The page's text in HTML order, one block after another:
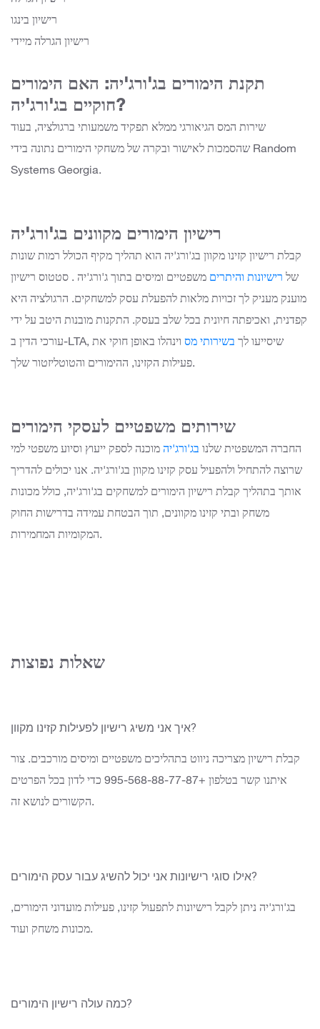
רישיון בינגו
רישיון הגרלה מיידי
תקנת הימורים בג'ורג'יה: האם הימורים
חוקיים בג'ורג'יה?
שירות המס הגיאורגי ממלא תפקיד משמעותי ברגולציה, בעוד
שהסמכות לאישור ובקרה של משחקי הימורים נתונה בידי Random
Systems Georgia.
רישיון הימורים מקוונים בג'ורג'יה
קבלת רישיון קזינו מקוון בג'ורג'יה הוא תהליך מקיף הכולל רמות שונות
של רישיונות והיתרים משפטיים ומיסים בתוך ג'ורג'יה . סטטוס רישיון
מוענק מעניק לך זכויות מלאות להפעלת עסק למשחקים. הרגולציה היא
קפדנית, ואכיפתה חיונית בכל שלב בעסק. התקנות מובנות היטב על ידי
עורכי הדין ב-LTA, שיסייעו לך בשירותי מס וינהלו באופן חוקי את
פעילות הקזינו, ההימורים והטוטליזטור שלך.
שירותים משפטיים לעסקי הימורים
החברה המשפטית שלנו בג'ורג'יה מוכנה לספק ייעוץ וסיוע משפטי למי
שרוצה להתחיל ולהפעיל עסק קזינו מקוון בג'ורג'יה. אנו יכולים להדריך
אותך בתהליך קבלת רישיון הימורים למשחקים בג'ורג'יה, כולל מכונות
משחק ובתי קזינו מקוונים, תוך הבטחת עמידה בדרישות החוק
המקומיות המחמירות.
שאלות נפוצות
איך אני משיג רישיון לפעילות קזינו מקוון?
קבלת רישיון מצריכה ניווט בתהליכים משפטיים ומיסים מורכבים. צור
איתנו קשר בטלפון +995-568-88-77-87 כדי לדון בכל הפרטים
הקשורים לנושא זה.
אילו סוגי רישיונות אני יכול להשיג עבור עסק הימורים?
בג'ורג'יה ניתן לקבל רישיונות לתפעול קזינו, פעילות מועדוני הימורים,
מכונות משחק ועוד.
כמה עולה רישיון הימורים?